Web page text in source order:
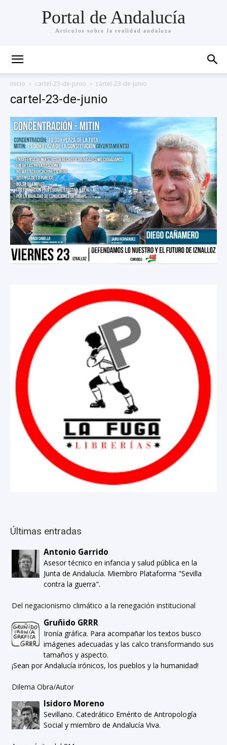
Portal de Andalucía
Artículos sobre la realidad andaluza
Inicio cartel-23-de-junio cartel-23-de-junio
cartel-23-de-junio
Últimas entradas
Antonio Garrido
Asesor técnico en infancia y salud pública en la
Junta de Andalucía. Miembro Plataforma "Sevilla
contra la guerra".
Del negacionismo climático a la renegación institucional
Gruñido GRRR
Ironía gráfica. Para acompañar los textos busco
imágenes adecuadas y las calco transformando sus
tamaños y aspecto.
¡Sean por Andalucía irónicos, los pueblos y la humanidad!
Dilema Obra/Autor
Isidoro Moreno
Sevillano. Catedrático Emérito de Antropología
Social y miembro de Andalucía Viva.